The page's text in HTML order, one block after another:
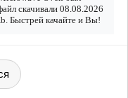
скачивали 08.08.2026
Быстрей качайте и Вы!